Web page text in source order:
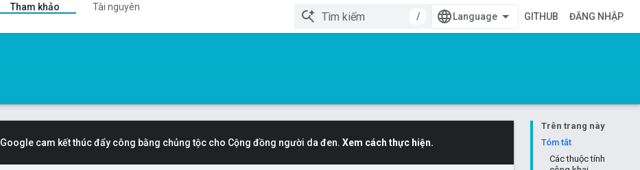
Tham khảo
Tài nguyên
/
GITHUB ĐĂNG NHẬP
Trên trang này
Tóm tắt
Các thuộc tính
Google cam kết thúc đẩy công bằng chủng tộc cho Cộng đồng người da đen. Xem cách thực hiện.